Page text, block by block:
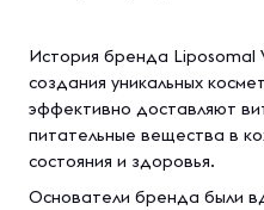
История бренда Liposomal
создания уникальных
эффективно доставляют
питательные вещества в
состояния и здоровья.
Основатели бренда были